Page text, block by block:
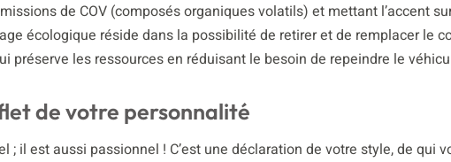
de COV (composés organiques volatils) et mettant l’accent
écologique réside dans la possibilité de retirer et de remplacer le
préserve les ressources en réduisant le besoin de repeindre le
de votre personnalité
; il est aussi passionnel ! C’est une déclaration de votre style, de qui